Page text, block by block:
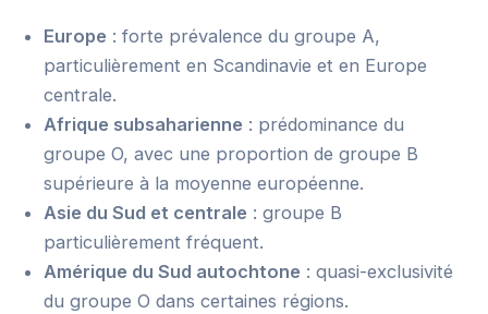
Europe : forte prévalence du groupe A,
particulièrement en Scandinavie et en Europe
centrale.
Afrique subsaharienne : prédominance du
groupe O, avec une proportion de groupe B
supérieure à la moyenne européenne.
Asie du Sud et centrale : groupe B
particulièrement fréquent.
Amérique du Sud autochtone : quasi-exclusivité
du groupe O dans certaines régions.